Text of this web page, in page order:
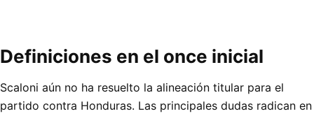
Definiciones en el once inicial
Scaloni aún no ha resuelto la alineación titular para el
partido contra Honduras. Las principales dudas radican en